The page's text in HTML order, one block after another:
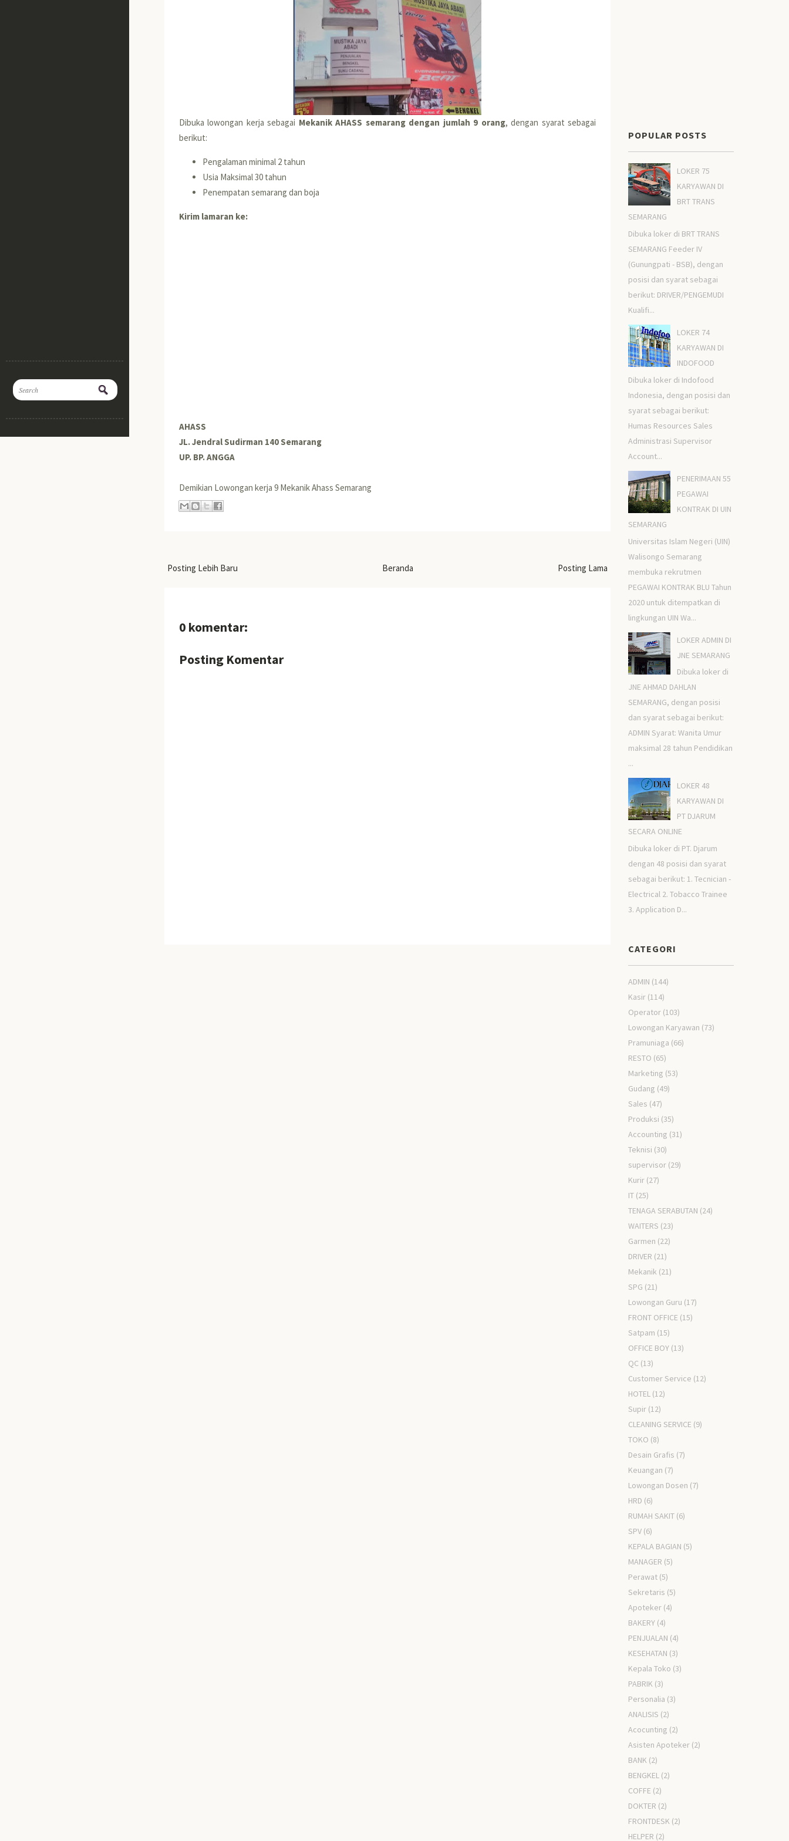
Dibuka lowongan kerja sebagai Mekanik AHASS semarang dengan jumlah 9 orang, dengan syarat sebagai
berikut:
Pengalaman minimal 2 tahun
Usia Maksimal 30 tahun
Penempatan semarang dan boja
Kirim lamaran ke:
AHASS
JL. Jendral Sudirman 140 Semarang
UP. BP. ANGGA
Demikian Lowongan kerja 9 Mekanik Ahass Semarang
Posting Lebih Baru Posting Lama
Beranda
0 komentar:
Posting Komentar
POPULAR POSTS
LOKER 75
KARYAWAN DI
BRT TRANS
SEMARANG
Dibuka loker di BRT TRANS
SEMARANG Feeder IV
(Gunungpati - BSB), dengan
posisi dan syarat sebagai
berikut: DRIVER/PENGEMUDI
Kualifi...
LOKER 74
KARYAWAN DI
INDOFOOD
Dibuka loker di Indofood
Indonesia, dengan posisi dan
syarat sebagai berikut:
Humas Resources Sales
Administrasi Supervisor
Account...
PENERIMAAN 55
PEGAWAI
KONTRAK DI UIN
SEMARANG
Universitas Islam Negeri (UIN)
Walisongo Semarang
membuka rekrutmen
PEGAWAI KONTRAK BLU Tahun
2020 untuk ditempatkan di
lingkungan UIN Wa...
LOKER ADMIN DI
JNE SEMARANG
Dibuka loker di
JNE AHMAD DAHLAN
SEMARANG, dengan posisi
dan syarat sebagai berikut:
ADMIN Syarat: Wanita Umur
maksimal 28 tahun Pendidikan
...
LOKER 48
KARYAWAN DI
PT DJARUM
SECARA ONLINE
Dibuka loker di PT. Djarum
dengan 48 posisi dan syarat
sebagai berikut: 1. Tecnician -
Electrical 2. Tobacco Trainee
3. Application D...
CATEGORI
ADMIN (144)
Kasir (114)
Operator (103)
Lowongan Karyawan (73)
Pramuniaga (66)
RESTO (65)
Marketing (53)
Gudang (49)
Sales (47)
Produksi (35)
Accounting (31)
Teknisi (30)
supervisor (29)
Kurir (27)
IT (25)
TENAGA SERABUTAN (24)
WAITERS (23)
Garmen (22)
DRIVER (21)
Mekanik (21)
SPG (21)
Lowongan Guru (17)
FRONT OFFICE (15)
Satpam (15)
OFFICE BOY (13)
QC (13)
Customer Service (12)
HOTEL (12)
Supir (12)
CLEANING SERVICE (9)
TOKO (8)
Desain Grafis (7)
Keuangan (7)
Lowongan Dosen (7)
HRD (6)
RUMAH SAKIT (6)
SPV (6)
KEPALA BAGIAN (5)
MANAGER (5)
Perawat (5)
Sekretaris (5)
Apoteker (4)
BAKERY (4)
PENJUALAN (4)
KESEHATAN (3)
Kepala Toko (3)
PABRIK (3)
Personalia (3)
ANALISIS (2)
Acocunting (2)
Asisten Apoteker (2)
BANK (2)
BENGKEL (2)
COFFE (2)
DOKTER (2)
FRONTDESK (2)
HELPER (2)